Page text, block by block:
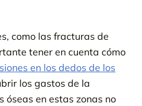
como las fracturas de
tener en cuenta cómo
en los dedos de los
los gastos de la
óseas en estas zonas no